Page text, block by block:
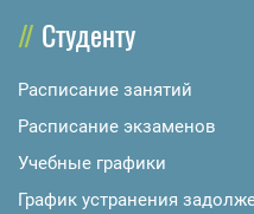
Студенту
Расписание занятий
Расписание экзаменов
Учебные графики
График устранения